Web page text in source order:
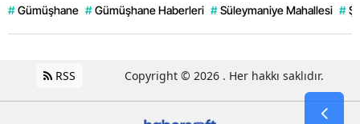
Van
# Gümüşhane # Gümüşhane Haberleri # Süleymaniye Mahallesi #
RSS Copyright © 2026 . Her hakkı saklıdır.